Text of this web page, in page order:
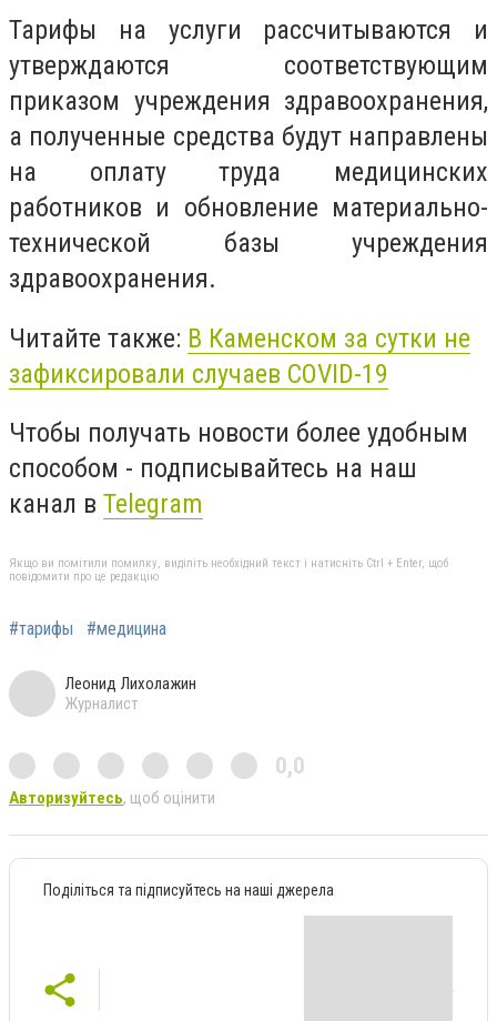
Тарифы на услуги рассчитываются и
утверждаются соответствующим
приказом учреждения здравоохранения,
а полученные средства будут направлены
на оплату труда медицинских
работников и обновление материально-
технической базы учреждения
здравоохранения.
Читайте также: В Каменском за сутки не
зафиксировали случаев COVID-19
Чтобы получать новости более удобным
способом - подписывайтесь на наш
канал в Telegram
Якщо ви помітили помилку, виділіть необхідний текст і натисніть Ctrl + Enter, щоб
повідомити про це редакцію
#тарифы #медицина
Леонид Лихолажин
Журналист
0,0
Авторизуйтесь, щоб оцінити
Поділіться та підписуйтесь на наші джерела